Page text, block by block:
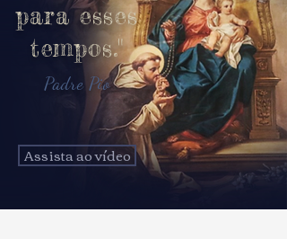
para esses
tempos."
Padre Pio
Assista ao vídeo